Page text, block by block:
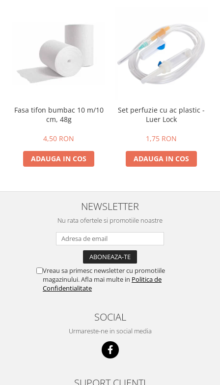
Fasa tifon bumbac 10 m/10
cm, 48g
4,50 RON
ADAUGA IN COS
Set perfuzie cu ac plastic -
Luer Lock
1,75 RON
ADAUGA IN COS
NEWSLETTER
Nu rata ofertele si promotiile noastre
Vreau sa primesc newsletter cu promotiile
magazinului. Afla mai multe in Politica de
Confidentialitate
SOCIAL
Urmareste-ne in social media